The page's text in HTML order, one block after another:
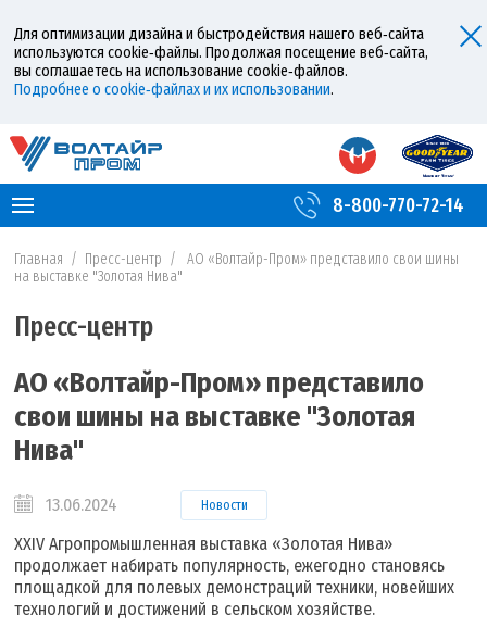
Для оптимизации дизайна и быстродействия нашего веб‑сайта
используются cookie‑файлы. Продолжая посещение веб‑сайта,
вы соглашаетесь на использование cookie‑файлов.
Подробнее о cookie‑файлах и их использовании.
8-800-770-72-14
Главная / Пресс-центр /
АО «Волтайр-Пром» представило свои шины
на выставке "Золотая Нива"
Пресс-центр
АО «Волтайр-Пром» представило
свои шины на выставке "Золотая
Нива"
13.06.2024 Новости
XXIV Агропромышленная выставка «Золотая Нива»
продолжает набирать популярность, ежегодно становясь
площадкой для полевых демонстраций техники, новейших
технологий и достижений в сельском хозяйстве.